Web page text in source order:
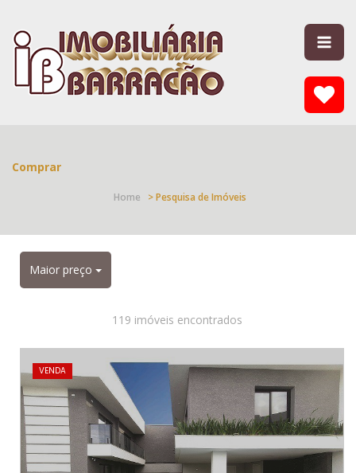
Comprar
Home > Pesquisa de Imóveis
Maior preço
119 imóveis encontrados
VENDA